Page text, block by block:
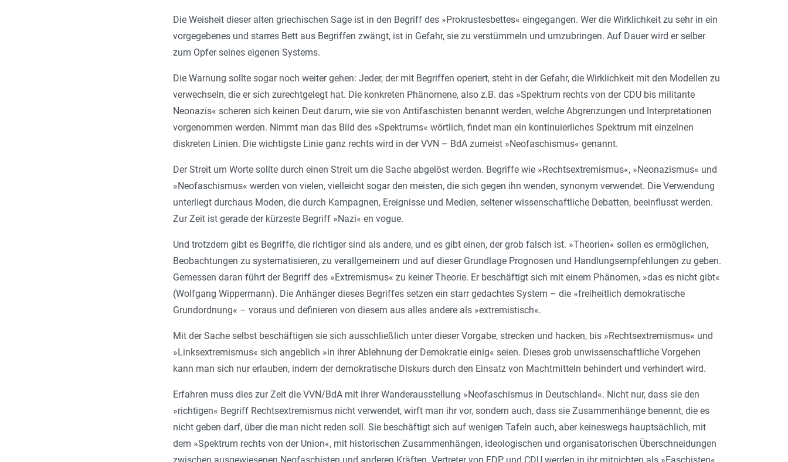
Die Weisheit dieser alten griechischen Sage ist in den Begriff des »Prokrustesbettes« eingegangen. Wer die Wirklichkeit zu sehr in ein
vorgegebenes und starres Bett aus Begriffen zwängt, ist in Gefahr, sie zu verstümmeln und umzubringen. Auf Dauer wird er selber
zum Opfer seines eigenen Systems.
Die Warnung sollte sogar noch weiter gehen: Jeder, der mit Begriffen operiert, steht in der Gefahr, die Wirklichkeit mit den Modellen zu
verwechseln, die er sich zurechtgelegt hat. Die konkreten Phänomene, also z.B. das »Spektrum rechts von der CDU bis militante
Neonazis« scheren sich keinen Deut darum, wie sie von Antifaschisten benannt werden, welche Abgrenzungen und Interpretationen
vorgenommen werden. Nimmt man das Bild des »Spektrums« wörtlich, findet man ein kontinuierliches Spektrum mit einzelnen
diskreten Linien. Die wichtigste Linie ganz rechts wird in der VVN – BdA zumeist »Neofaschismus« genannt.
Der Streit um Worte sollte durch einen Streit um die Sache abgelöst werden. Begriffe wie »Rechtsextremismus«, »Neonazismus« und
»Neofaschismus« werden von vielen, vielleicht sogar den meisten, die sich gegen ihn wenden, synonym verwendet. Die Verwendung
unterliegt durchaus Moden, die durch Kampagnen, Ereignisse und Medien, seltener wissenschaftliche Debatten, beeinflusst werden.
Zur Zeit ist gerade der kürzeste Begriff »Nazi« en vogue.
Und trotzdem gibt es Begriffe, die richtiger sind als andere, und es gibt einen, der grob falsch ist. »Theorien« sollen es ermöglichen,
Beobachtungen zu systematisieren, zu verallgemeinern und auf dieser Grundlage Prognosen und Handlungsempfehlungen zu geben.
Gemessen daran führt der Begriff des »Extremismus« zu keiner Theorie. Er beschäftigt sich mit einem Phänomen, »das es nicht gibt«
(Wolfgang Wippermann). Die Anhänger dieses Begriffes setzen ein starr gedachtes System – die »freiheitlich demokratische
Grundordnung« – voraus und definieren von diesem aus alles andere als »extremistisch«.
Mit der Sache selbst beschäftigen sie sich ausschließlich unter dieser Vorgabe, strecken und hacken, bis »Rechtsextremismus« und
»Linksextremismus« sich angeblich »in ihrer Ablehnung der Demokratie einig« seien. Dieses grob unwissenschaftliche Vorgehen
kann man sich nur erlauben, indem der demokratische Diskurs durch den Einsatz von Machtmitteln behindert und verhindert wird.
Erfahren muss dies zur Zeit die VVN/BdA mit ihrer Wanderausstellung »Neofaschismus in Deutschland«. Nicht nur, dass sie den
»richtigen« Begriff Rechtsextremismus nicht verwendet, wirft man ihr vor, sondern auch, dass sie Zusammenhänge benennt, die es
nicht geben darf, über die man nicht reden soll. Sie beschäftigt sich auf wenigen Tafeln auch, aber keineswegs hauptsächlich, mit
dem »Spektrum rechts von der Union«, mit historischen Zusammenhängen, ideologischen und organisatorischen Überschneidungen